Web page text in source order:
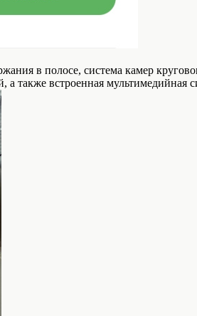
в полосе, система камер
также встроенная